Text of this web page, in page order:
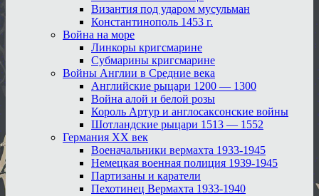
Византия под ударом мусульман
Константинополь 1453 г.
Война на море
Линкоры кригсмарине
Субмарины кригсмарине
Войны Англии в Средние века
Английские рыцари 1200 — 1300
Война алой и белой розы
Король Артур и англосаксонские войны
Шотландские рыцари 1513 — 1552
Германия XX век
Военачальники вермахта 1933-1945
Немецкая военная полиция 1939-1945
Партизаны и каратели
Пехотинец Вермахта 1933-1940